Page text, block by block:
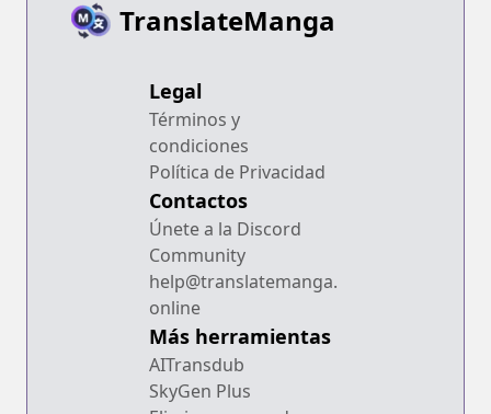
TranslateManga
Legal
Términos y
condiciones
Política de Privacidad
Contactos
Únete a la Discord
Community
help@translatemanga.
online
Más herramientas
AITransdub
SkyGen Plus